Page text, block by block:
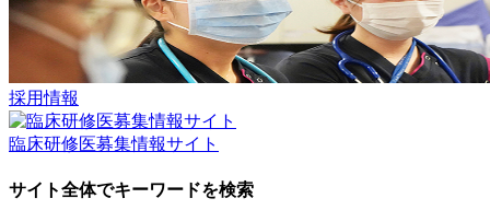
採用情報
臨床研修医募集情報サイト
サイト全体でキーワードを検索